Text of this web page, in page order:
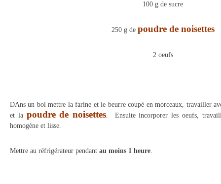
100 g de sucre
250 g de poudre de noisettes
2 oeufs
DAns un bol mettre la farine et le beurre coupé en morceaux, travailler
et la poudre de noisettes. Ensuite incorporer les oeufs,
homogène et lisse.
Mettre au réfrigérateur pendant au moins 1 heure.